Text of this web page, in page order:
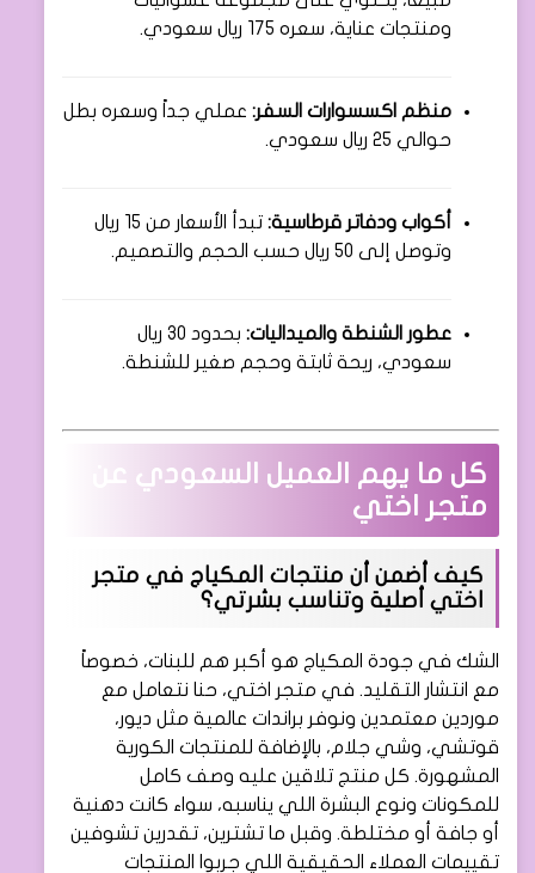
ومنتجات عناية، سعره 175 ريال سعودي.
منظم اكسسوارات السفر: عملي جداً وسعره بطل
حوالي 25 ريال سعودي.
أكواب ودفاتر قرطاسية:
تبدأ الأسعار من 15 ريال
وتوصل إلى 50 ريال حسب الحجم والتصميم.
عطور الشنطة والميداليات:
بحدود 30 ريال
سعودي، ريحة ثابتة وحجم صغير للشنطة.
كل ما يهم العميل السعودي عن
متجر اختي
كيف أضمن أن منتجات المكياج في متجر
اختي أصلية وتناسب بشرتي؟
الشك في جودة المكياج هو أكبر هم للبنات، خصوصاً
مع انتشار التقليد. في متجر اختي، حنا نتعامل مع
موردين معتمدين ونوفر براندات عالمية مثل ديور،
قوتشي، وشي جلام، بالإضافة للمنتجات الكورية
المشهورة. كل منتج تلاقين عليه وصف كامل
للمكونات ونوع البشرة اللي يناسبه، سواء كانت دهنية
أو جافة أو مختلطة. وقبل ما تشترين، تقدرين تشوفين
تقييمات العملاء الحقيقية اللي جربوا المنتجات